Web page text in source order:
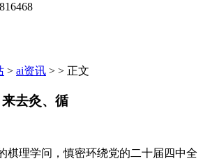
> ai资讯 > > 正文
去灸、循​
理学问，慎密环绕党的二十届四中全